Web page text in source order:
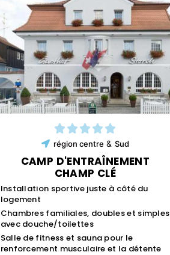
région centre & Sud
CAMP D'ENTRAÎNEMENT
CHAMP CLÉ
Installation sportive juste à côté du
logement
Chambres familiales, doubles et simples
avec douche/toilettes
Salle de fitness et sauna pour le
renforcement musculaire et la détente